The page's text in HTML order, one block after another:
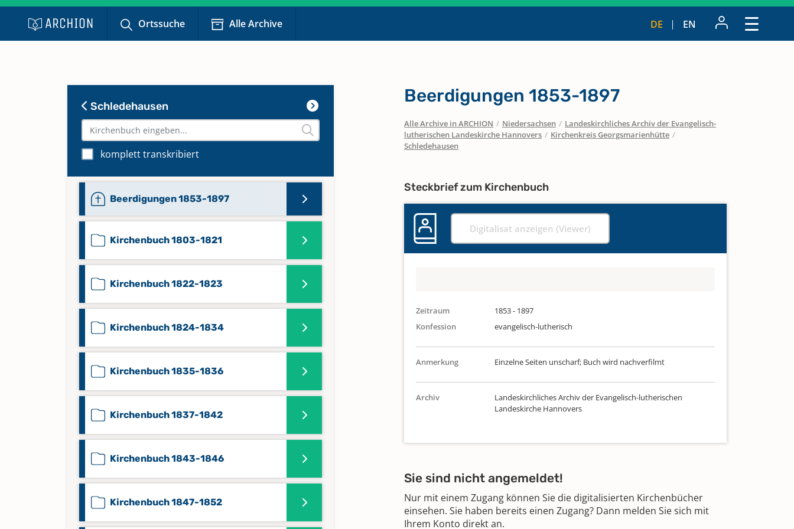
Ortssuche Alle Archive DE EN
Schledehausen
komplett transkribiert
Beerdigungen 1853-1897
Kirchenbuch 1803-1821
Kirchenbuch 1822-1823
Kirchenbuch 1824-1834
Kirchenbuch 1835-1836
Kirchenbuch 1837-1842
Kirchenbuch 1843-1846
Kirchenbuch 1847-1852
Beerdigungen 1853-1897
Alle Archive in ARCHION / Niedersachsen / Landeskirchliches Archiv der Evangelisch-
lutherischen Landeskirche Hannovers / Kirchenkreis Georgsmarienhütte /
Schledehausen
Steckbrief zum Kirchenbuch
Digitalisat anzeigen (Viewer)
Zeitraum
1853 - 1897
Konfession
evangelisch-lutherisch
Anmerkung Einzelne Seiten unscharf; Buch wird nachverfilmt
Archiv
Landeskirchliches Archiv der Evangelisch-lutherischen
Landeskirche Hannovers
Sie sind nicht angemeldet!
Nur mit einem Zugang können Sie die digitalisierten Kirchenbücher
einsehen. Sie haben bereits einen Zugang? Dann melden Sie sich mit
Ihrem Konto direkt an.